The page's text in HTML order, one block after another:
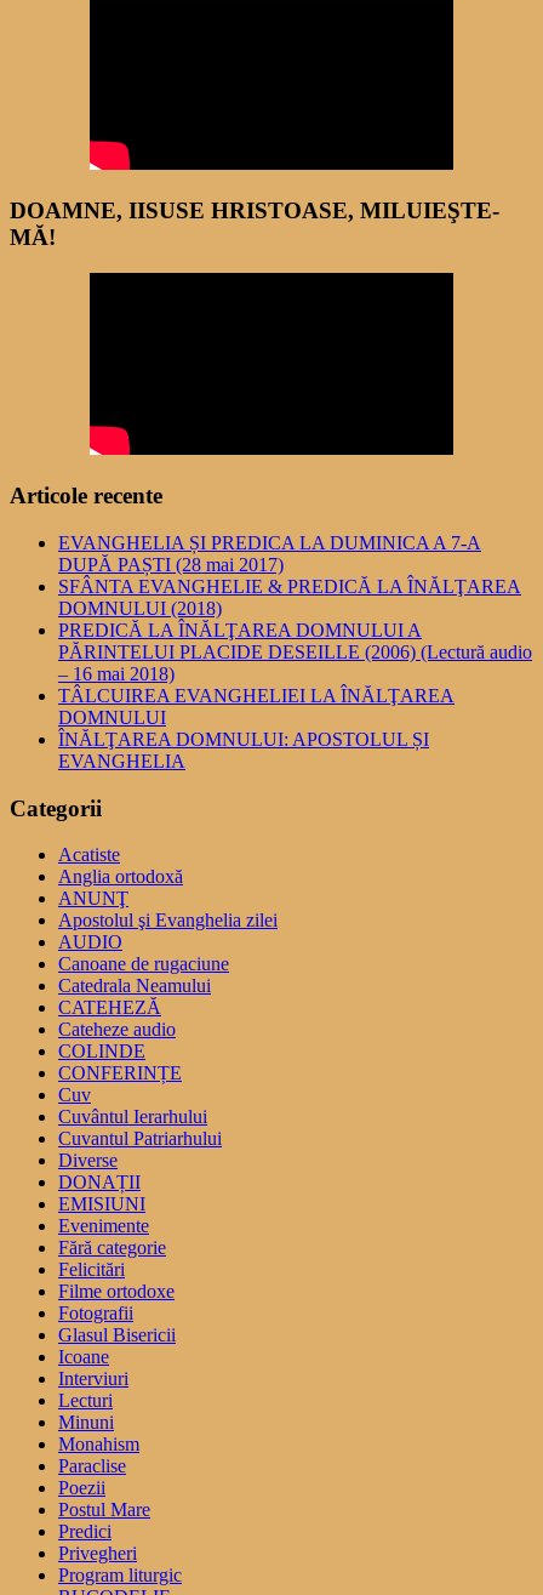
DOAMNE, IISUSE HRISTOASE, MILUIEŞTE-
MĂ!
Articole recente
EVANGHELIA ȘI PREDICA LA DUMINICA A 7-A
DUPĂ PAȘTI (28 mai 2017)
SFÂNTA EVANGHELIE & PREDICĂ LA ÎNĂLŢAREA
DOMNULUI (2018)
PREDICĂ LA ÎNĂLŢAREA DOMNULUI A
PĂRINTELUI PLACIDE DESEILLE (2006) (Lectură audio
– 16 mai 2018)
TÂLCUIREA EVANGHELIEI LA ÎNĂLŢAREA
DOMNULUI
ÎNĂLŢAREA DOMNULUI: APOSTOLUL ȘI
EVANGHELIA
Categorii
Acatiste
Anglia ortodoxă
ANUNŢ
Apostolul şi Evanghelia zilei
AUDIO
Canoane de rugaciune
Catedrala Neamului
CATEHEZĂ
Cateheze audio
COLINDE
CONFERINȚE
Cuv
Cuvântul Ierarhului
Cuvantul Patriarhului
Diverse
DONAȚII
EMISIUNI
Evenimente
Fără categorie
Felicitări
Filme ortodoxe
Fotografii
Glasul Bisericii
Icoane
Interviuri
Lecturi
Minuni
Monahism
Paraclise
Poezii
Postul Mare
Predici
Privegheri
Program liturgic